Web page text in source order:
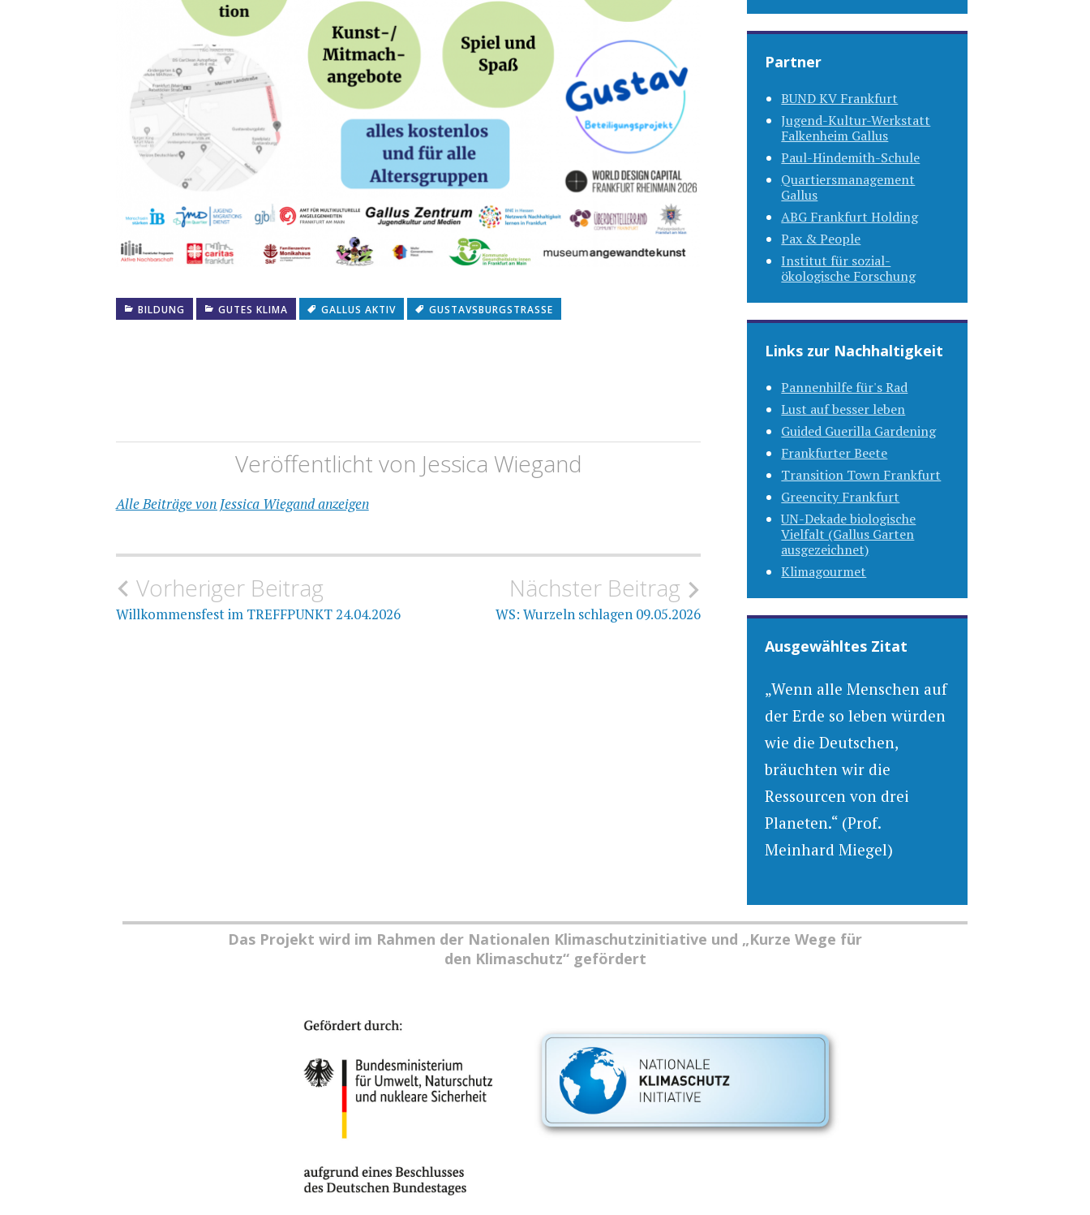
BILDUNG GUTES KLIMA GALLUS AKTIV GUSTAVSBURGSTRASSE
Veröffentlicht von Jessica Wiegand
Alle Beiträge von Jessica Wiegand anzeigen
Beitragsnavigation
Vorheriger Beitrag
Willkommensfest im TREFFPUNKT 24.04.2026
Nächster Beitrag
WS: Wurzeln schlagen 09.05.2026
Partner
BUND KV Frankfurt
Jugend-Kultur-Werkstatt
Falkenheim Gallus
Paul-Hindemith-Schule
Quartiersmanagement
Gallus
ABG Frankfurt Holding
Pax & People
Institut für sozial-
ökologische Forschung
Links zur Nachhaltigkeit
Pannenhilfe für's Rad
Lust auf besser leben
Guided Guerilla Gardening
Frankfurter Beete
Transition Town Frankfurt
Greencity Frankfurt
UN-Dekade biologische
Vielfalt (Gallus Garten
ausgezeichnet)
Klimagourmet
Ausgewähltes Zitat
„Wenn alle Menschen auf
der Erde so leben würden
wie die Deutschen,
bräuchten wir die
Ressourcen von drei
Planeten.“ (Prof.
Meinhard Miegel)
Das Projekt wird im Rahmen der Nationalen Klimaschutzinitiative und „Kurze Wege für
den Klimaschutz“ gefördert